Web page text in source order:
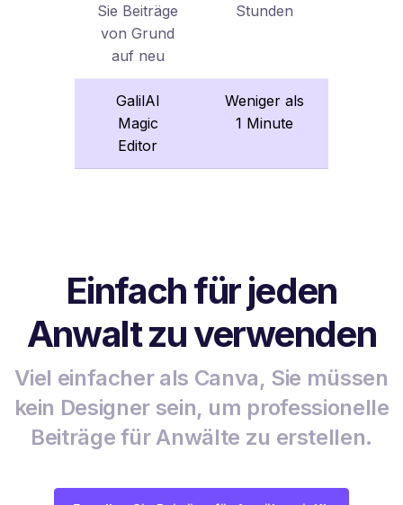
Sie Beiträge
von Grund
auf neu
Stunden
GalilAI
Magic
Editor
Weniger als
1 Minute
Einfach für jeden
Anwalt zu verwenden
Viel einfacher als Canva, Sie müssen
kein Designer sein, um professionelle
Beiträge für Anwälte zu erstellen.